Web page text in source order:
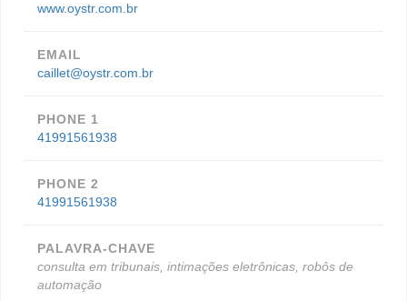
www.oystr.com.br
EMAIL
caillet@oystr.com.br
PHONE 1
41991561938
PHONE 2
41991561938
PALAVRA-CHAVE
consulta em tribunais, intimações eletrônicas, robôs de
automação